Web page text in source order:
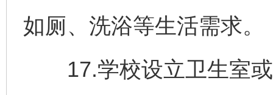
如厕、洗浴等生活需求。
17.学校设立卫生室或